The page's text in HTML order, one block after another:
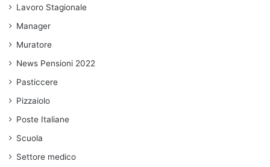
Lavoro Stagionale
Manager
Muratore
News Pensioni 2022
Pasticcere
Pizzaiolo
Poste Italiane
Scuola
Settore medico